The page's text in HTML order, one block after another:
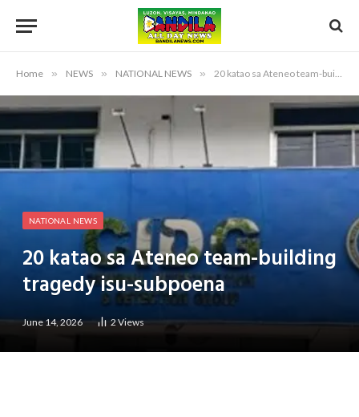
Home » NEWS » NATIONAL NEWS » 20 katao sa Ateneo team-building tragedy isu-subpoena
NATIONAL NEWS
20 katao sa Ateneo team-building
tragedy isu-subpoena
June 14, 2026 2Views